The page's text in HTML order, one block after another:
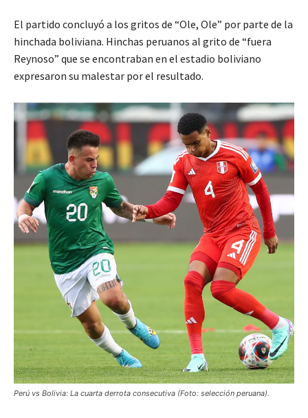
El partido concluyó a los gritos de “Ole, Ole” por parte de la
hinchada boliviana. Hinchas peruanos al grito de “fuera
Reynoso” que se encontraban en el estadio boliviano
expresaron su malestar por el resultado.
Perú vs Bolivia: La cuarta derrota consecutiva (Foto: selección peruana).